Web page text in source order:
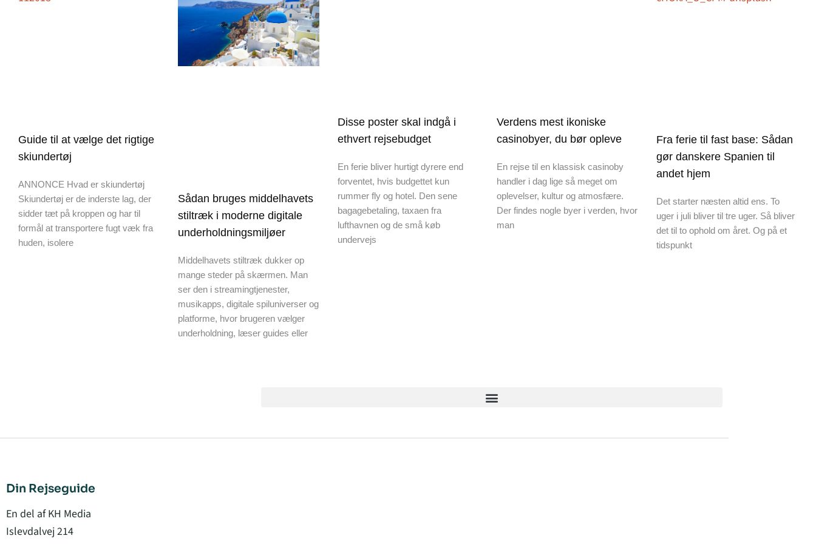
Guide til at vælge det rigtige
skiundertøj
ANNONCE Hvad er skiundertøj
Skiundertøj er de inderste lag, der
sidder tæt på kroppen og har til
formål at transportere fugt væk fra
huden, isolere
Sådan bruges middelhavets
stiltræk i moderne digitale
underholdningsmiljøer
Middelhavets stiltræk dukker op
mange steder på skærmen. Man
ser den i streamingtjenester,
musikapps, digitale spiluniverser og
platforme, hvor brugeren vælger
underholdning, læser guides eller
Disse poster skal indgå i
ethvert rejsebudget
En ferie bliver hurtigt dyrere end
forventet, hvis budgettet kun
rummer fly og hotel. Den sene
bagagebetaling, taxaen fra
lufthavnen og de små køb
undervejs
Verdens mest ikoniske
casinobyer, du bør opleve
En rejse til en klassisk casinoby
handler i dag lige så meget om
oplevelser, kultur og atmosfære.
Der findes nogle byer i verden, hvor
man
Fra ferie til fast base: Sådan
gør danskere Spanien til
andet hjem
Det starter næsten altid ens. To
uger i juli bliver til tre uger. Så bliver
det til to ophold om året. Og på et
tidspunkt
Din Rejseguide
En del af KH Media
Islevdalvej 214